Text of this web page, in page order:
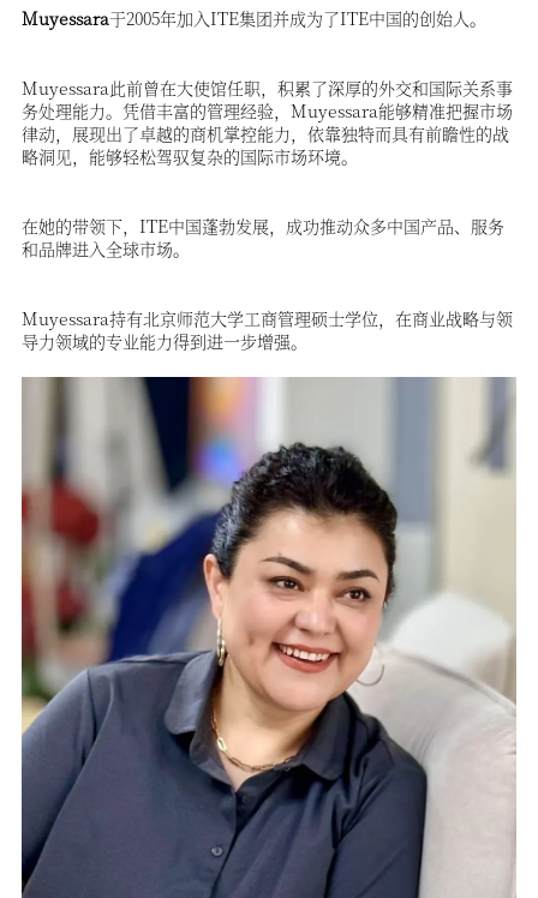
Muyessara
Muyessara此前曾在大使馆任职，积累了深厚的外交和国际关系事
务处理能力。凭借丰富的管理经验，Muyessara能够精准把握市场
律动，展现出了卓越的商机掌控能力，依靠独特而具有前瞻性的战
在她的带领下，ITE中国蓬勃发展，成功推动众多中国产品、服务
Muyessara持有北京师范大学工商管理硕士学位，在商业战略与领